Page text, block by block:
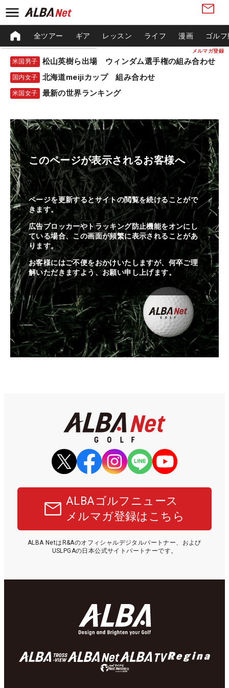
メルマガ登録
全ツアー ギア レッスン ライフ 漫画 ゴル
米国男子 松山英樹ら出場 ウィンダム選手権の組み合わせ
国内女子 北海道meijiカップ 組み合わせ
米国女子 最新の世界ランキング
このページが表示されるお客様へ
ページを更新するとサイトの閲覧を続けることがで
きます。
広告ブロッカーやトラッキング防止機能をオンにし
ている場合、この画面が頻繁に表示されることがあ
ります。
お客様にはご不便をおかけいたしますが、何卒ご理
解いただきますよう、お願い申し上げます。
ALBAゴルフニュース
メルマガ登録はこちら
ALBA NetはR&Aのオフィシャルデジタルパートナー、および
USLPGAの日本公式サイトパートナーです。